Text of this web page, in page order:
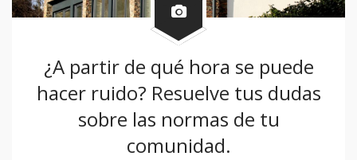
¿A partir de qué hora se puede
hacer ruido? Resuelve tus dudas
sobre las normas de tu
comunidad.